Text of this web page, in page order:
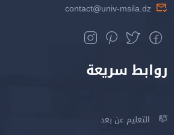
contact@univ-msila.dz
روابط سريعة
التعليم عن بعد